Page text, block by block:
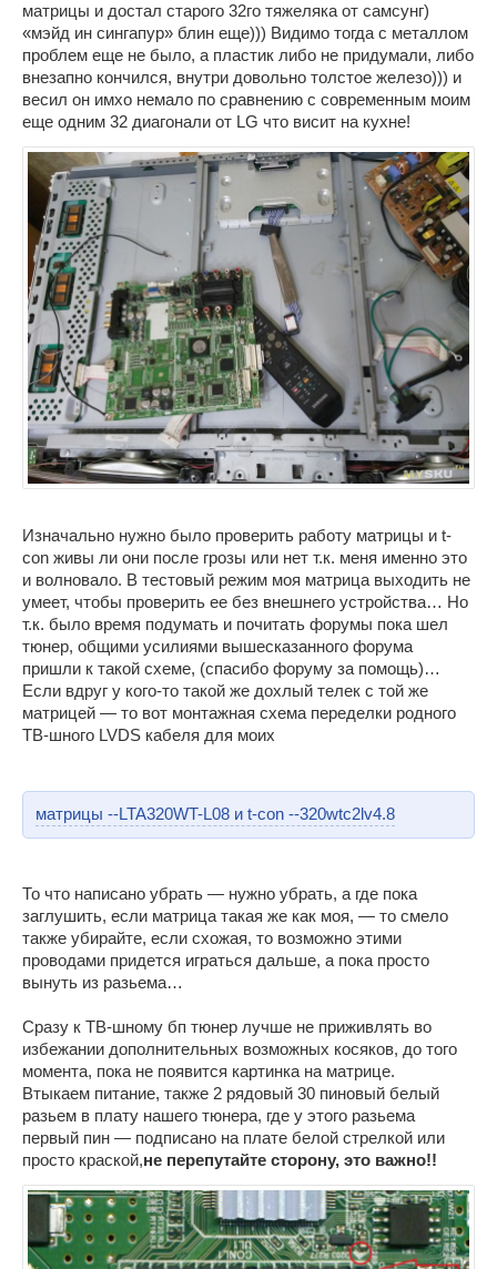
матрицы и достал старого 32го тяжеляка от самсунг)
«мэйд ин сингапур» блин еще))) Видимо тогда с металлом
проблем еще не было, а пластик либо не придумали, либо
внезапно кончился, внутри довольно толстое железо))) и
весил он имхо немало по сравнению с современным моим
еще одним 32 диагонали от LG что висит на кухне!
Изначально нужно было проверить работу матрицы и t-
con живы ли они после грозы или нет т.к. меня именно это
и волновало. В тестовый режим моя матрица выходить не
умеет, чтобы проверить ее без внешнего устройства… Но
т.к. было время подумать и почитать форумы пока шел
тюнер, общими усилиями вышесказанного форума
пришли к такой схеме, (спасибо форуму за помощь)…
Если вдруг у кого-то такой же дохлый телек с той же
матрицей — то вот монтажная схема переделки родного
ТВ-шного LVDS кабеля для моих
матрицы --LTA320WT-L08 и t-con --320wtc2lv4.8
То что написано убрать — нужно убрать, а где пока
заглушить, если матрица такая же как моя, — то смело
также убирайте, если схожая, то возможно этими
проводами придется играться дальше, а пока просто
вынуть из разьема…
Сразу к ТВ-шному бп тюнер лучше не приживлять во
избежании дополнительных возможных косяков, до того
момента, пока не появится картинка на матрице.
Втыкаем питание, также 2 рядовый 30 пиновый белый
разьем в плату нашего тюнера, где у этого разьема
первый пин — подписано на плате белой стрелкой или
просто краской,не перепутайте сторону, это важно!!